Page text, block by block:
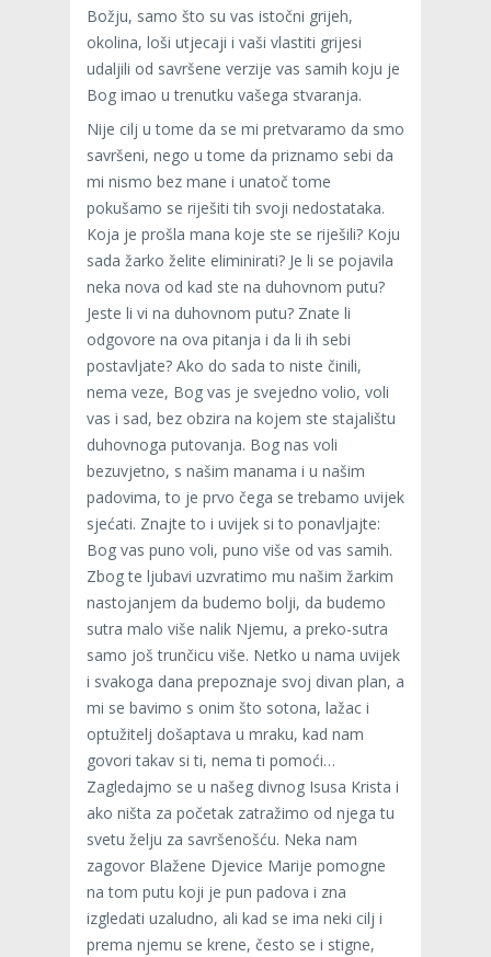
Božju, samo što su vas istočni grijeh,
okolina, loši utjecaji i vaši vlastiti grijesi
udaljili od savršene verzije vas samih koju je
Bog imao u trenutku vašega stvaranja.
Nije cilj u tome da se mi pretvaramo da smo
savršeni, nego u tome da priznamo sebi da
mi nismo bez mane i unatoč tome
pokušamo se riješiti tih svoji nedostataka.
Koja je prošla mana koje ste se riješili? Koju
sada žarko želite eliminirati? Je li se pojavila
neka nova od kad ste na duhovnom putu?
Jeste li vi na duhovnom putu? Znate li
odgovore na ova pitanja i da li ih sebi
postavljate? Ako do sada to niste činili,
nema veze, Bog vas je svejedno volio, voli
vas i sad, bez obzira na kojem ste stajalištu
duhovnoga putovanja. Bog nas voli
bezuvjetno, s našim manama i u našim
padovima, to je prvo čega se trebamo uvijek
sjećati. Znajte to i uvijek si to ponavljajte:
Bog vas puno voli, puno više od vas samih.
Zbog te ljubavi uzvratimo mu našim žarkim
nastojanjem da budemo bolji, da budemo
sutra malo više nalik Njemu, a preko-sutra
samo još trunčicu više. Netko u nama uvijek
i svakoga dana prepoznaje svoj divan plan, a
mi se bavimo s onim što sotona, lažac i
optužitelj došaptava u mraku, kad nam
govori takav si ti, nema ti pomoći…
Zagledajmo se u našeg divnog Isusa Krista i
ako ništa za početak zatražimo od njega tu
svetu želju za savršenošću. Neka nam
zagovor Blažene Djevice Marije pomogne
na tom putu koji je pun padova i zna
izgledati uzaludno, ali kad se ima neki cilj i
prema njemu se krene, često se i stigne,